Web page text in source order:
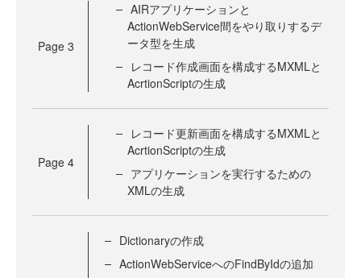
Page 3
AIRアプリケーションと
ActionWebService間をやり取りするデ
ータ型を生成
レコード作成画面を構成するMXMLと
AcrtionScriptの生成
Page 4
レコード更新画面を構成するMXMLと
AcrtionScriptの生成
アプリケーションを実行するための
XMLの生成
Dictionaryの作成
ActionWebServiceへのFindByIdの追加